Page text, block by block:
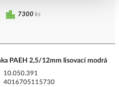
7300 ks
PAEH 2,5/12mm lisovací modrá
10.050.391
4016705115730